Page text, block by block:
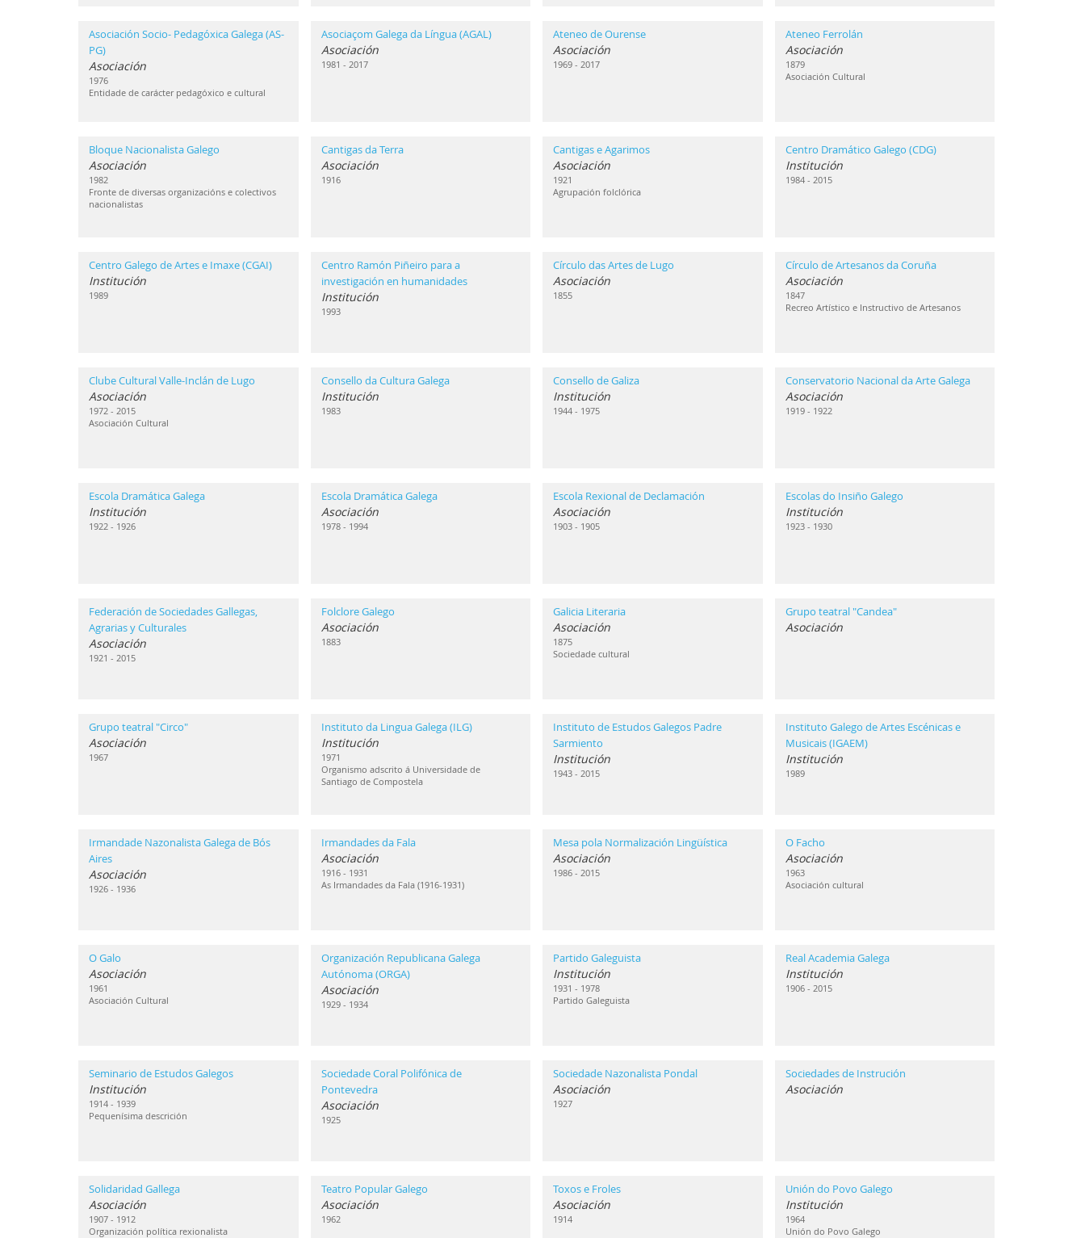
Asociación Socio- Pedagóxica Galega (AS-
PG)
Asociación
1976
Entidade de carácter pedagóxico e cultural
Asociaçom Galega da Língua (AGAL)
Asociación
1981 - 2017
Ateneo de Ourense
Asociación
1969 - 2017
Ateneo Ferrolán
Asociación
1879
Asociación Cultural
Bloque Nacionalista Galego
Asociación
1982
Fronte de diversas organizacións e colectivos
nacionalistas
Cantigas da Terra
Asociación
1916
Cantigas e Agarimos
Asociación
1921
Agrupación folclórica
Centro Dramático Galego (CDG)
Institución
1984 - 2015
Centro Galego de Artes e Imaxe (CGAI)
Institución
1989
Centro Ramón Piñeiro para a
investigación en humanidades
Institución
1993
Círculo das Artes de Lugo
Asociación
1855
Círculo de Artesanos da Coruña
Asociación
1847
Recreo Artístico e Instructivo de Artesanos
Clube Cultural Valle-Inclán de Lugo
Asociación
1972 - 2015
Asociación Cultural
Consello da Cultura Galega
Institución
1983
Consello de Galiza
Institución
1944 - 1975
Conservatorio Nacional da Arte Galega
Asociación
1919 - 1922
Escola Dramática Galega
Institución
1922 - 1926
Escola Dramática Galega
Asociación
1978 - 1994
Escola Rexional de Declamación
Asociación
1903 - 1905
Escolas do Insiño Galego
Institución
1923 - 1930
Federación de Sociedades Gallegas,
Agrarias y Culturales
Asociación
1921 - 2015
Folclore Galego
Asociación
1883
Galicia Literaria
Asociación
1875
Sociedade cultural
Grupo teatral "Candea"
Asociación
Grupo teatral "Circo"
Asociación
1967
Instituto da Lingua Galega (ILG)
Institución
1971
Organismo adscrito á Universidade de
Santiago de Compostela
Instituto de Estudos Galegos Padre
Sarmiento
Institución
1943 - 2015
Instituto Galego de Artes Escénicas e
Musicais (IGAEM)
Institución
1989
Irmandade Nazonalista Galega de Bós
Aires
Asociación
1926 - 1936
Irmandades da Fala
Asociación
1916 - 1931
As Irmandades da Fala (1916-1931)
Mesa pola Normalización Lingüística
Asociación
1986 - 2015
O Facho
Asociación
1963
Asociación cultural
O Galo
Asociación
1961
Asociación Cultural
Organización Republicana Galega
Autónoma (ORGA)
Asociación
1929 - 1934
Partido Galeguista
Institución
1931 - 1978
Partido Galeguista
Real Academia Galega
Institución
1906 - 2015
Seminario de Estudos Galegos
Institución
1914 - 1939
Pequenísima descrición
Sociedade Coral Polifónica de
Pontevedra
Asociación
1925
Sociedade Nazonalista Pondal
Asociación
1927
Sociedades de Instrución
Asociación
Solidaridad Gallega
Asociación
1907 - 1912
Organización política rexionalista
Teatro Popular Galego
Asociación
1962
Toxos e Froles
Asociación
1914
Unión do Povo Galego
Institución
1964
Unión do Povo Galego